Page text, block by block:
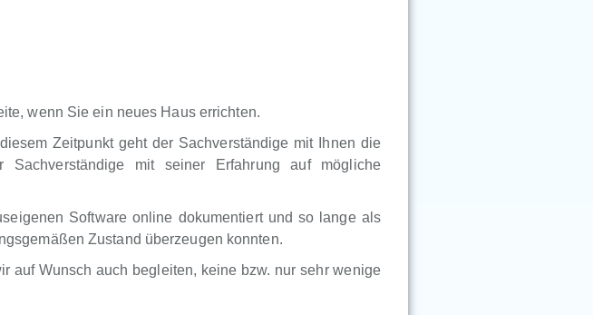
wenn Sie ein neues Haus errichten.
Zeitpunkt geht der Sachverständige mit Ihnen die
mit seiner Erfahrung auf mögliche
Software online dokumentiert und so lange als
Zustand überzeugen konnten.
auf Wunsch auch begleiten, keine bzw. nur sehr wenige